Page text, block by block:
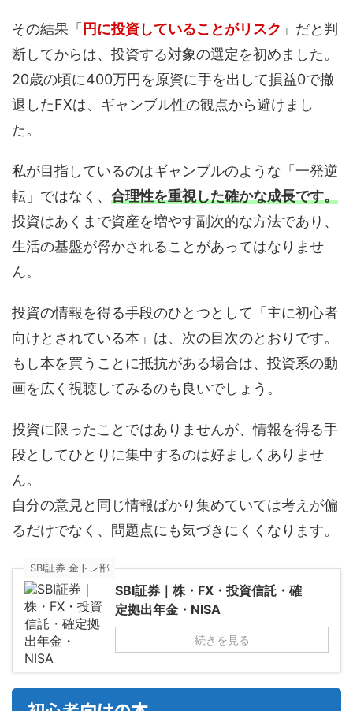
その結果「 円に投資していることがリスク 」だと判
断してからは、投資する対象の選定を初めました。
20歳の頃に400万円を原資に手を出して損益0で撤
退したFXは、ギャンブル性の観点から避けまし
た。
私が目指しているのはギャンブルのような「一発逆
転」ではなく、 合理性を重視した確かな成長です。
投資はあくまで資産を増やす副次的な方法であり、
生活の基盤が脅かされることがあってはなりませ
ん。
投資の情報を得る手段のひとつとして「主に初心者
向けとされている本」は、次の目次のとおりです。
もし本を買うことに抵抗がある場合は、投資系の動
画を広く視聴してみるのも良いでしょう。
投資に限ったことではありませんが、情報を得る手
段としてひとりに集中するのは好ましくありませ
ん。
自分の意見と同じ情報ばかり集めていては考えが偏
るだけでなく、問題点にも気づきにくくなります。
SBI証券 金トレ部
SBI証券｜株・FX・投資信託・確
定拠出年金・NISA
続きを見る